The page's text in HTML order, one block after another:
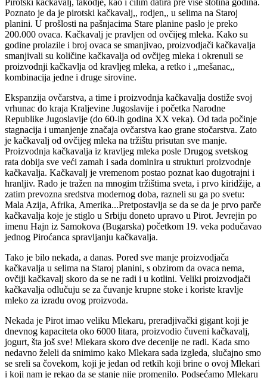
Pirotski kačkavalj, takodje, kao i ćilim datira pre više stotina godina.
Poznato je da je pirotski kačkavalj,, rodjen,, u selima na Staroj
planini. U prošlosti na pašnjacima Stare planine paslo je preko
200.000 ovaca. Kačkavalj je pravljen od ovčijeg mleka. Kako su
godine prolazile i broj ovaca se smanjivao, proizvodjači kačkavalja
smanjivali su količine kačkavalja od ovčijeg mleka i okrenuli se
proizvodnji kačkavlja od kravljeg mleka, a retko i ,,mešanac,,
Ekspanzija ovčarstva, a time i proizvodnja kačkavalja dostiže svoj
vrhunac do kraja Kraljevine Jugoslavije i početka Narodne
Republike Jugoslavije (do 60-ih godina XX veka). Od tada počinje
stagnacija i umanjenje značaja ovčarstva kao grane stočarstva. Zato
je kačkavalj od ovčijeg mleka na tržištu prisutan sve manje.
Proizvodnja kačkavalja iz kravljeg mleka posle Drugog svetskog
rata dobija sve veći zamah i sada dominira u strukturi proizvodnje
kačkavalja. Kačkavalj je vremenom postao poznat kao dugotrajni i
hranljiv. Rado je tražen na mnogim tržištima sveta, i prvo kiridžije, a
zatim prevozna sredstva modernog doba, razneli su ga po svetu:
Mala Azija, Afrika, Amerika...Pretpostavlja se da se da je prvo parče
kačkavalja koje je stiglo u Srbiju doneto upravo u Pirot. Jevrejin po
imenu Hajn iz Samokova (Bugarska) početkom 19. veka podučavao
Tako je bilo nekada, a danas. Pored sve manje proizvodjača
kačkavalja u selima na Staroj planini, s obzirom da ovaca nema,
ovčiji kačkavalj skoro da se ne radi i u kotlini. Veliki proizvodjači
kačkavalja odlučuju se za čuvanje krupne stoke i koriste kravlje
Nekada je Pirot imao veliku Mlekaru, preradjivački gigant koji je
dnevnog kapaciteta oko 6000 litara, proizvodio čuveni kačkavalj,
jogurt, šta još sve! Mlekara skoro dve decenije ne radi. Kada smo
nedavno želeli da snimimo kako Mlekara sada izgleda, slučajno smo
se sreli sa čovekom, koji je jedan od retkih koji brine o ovoj Mlekari